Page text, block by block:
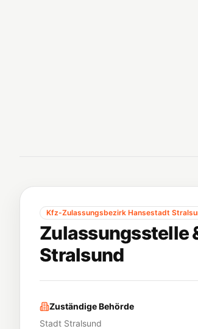
Kfz-Zulassungsbezirk Hansestadt
Zulassungsstelle
Stralsund
Zuständige Behörde
Stadt Stralsund